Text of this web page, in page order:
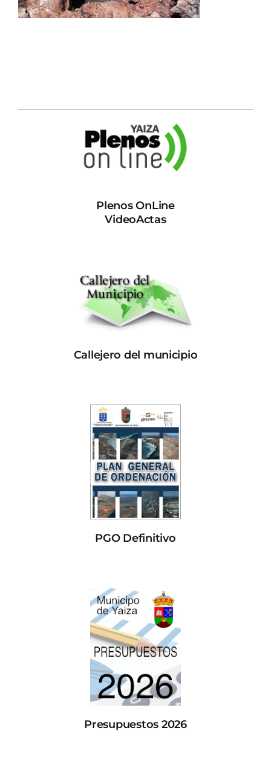
CONTACTO
Plenos OnLine
VideoActas
Callejero del municipio
PGO Definitivo
Presupuestos 2026